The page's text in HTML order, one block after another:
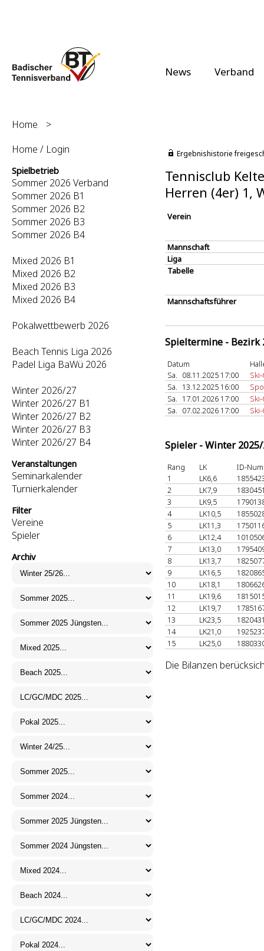
News Verband
Home
>
Home / Login
Spielbetrieb
Sommer 2026 Verband
Sommer 2026 B1
Sommer 2026 B2
Sommer 2026 B3
Sommer 2026 B4
Mixed 2026 B1
Mixed 2026 B2
Mixed 2026 B3
Mixed 2026 B4
Pokalwettbewerb 2026
Beach Tennis Liga 2026
Padel Liga BaWü 2026
Winter 2026/27
Winter 2026/27 B1
Winter 2026/27 B2
Winter 2026/27 B3
Winter 2026/27 B4
Veranstaltungen
Seminarkalender
Turnierkalender
Filter
Vereine
Spieler
Archiv
Ergebnishistorie
Tennisclub
Herren (4er) 1,
Verein
Mannschaft
Liga
Tabelle
Mannschaftsführer
Spieltermine - Bezirk
Datum
Sa. 08.11.2025 17:00
Sa. 13.12.2025 16:00
Sa. 17.01.2026 17:00
Sa. 07.02.2026 17:00
Spieler - Winter
Rang LK
ID-
1
LK6,6
2
LK7,9
3
LK9,5
4
LK10,5
5
LK11,3
6
LK12,4
7
LK13,0
8
LK13,7
9
LK16,5
10
LK18,1
11
LK19,6
12
LK19,7
13
LK23,5
14
LK21,0
15
LK25,0
Die Bilanzen